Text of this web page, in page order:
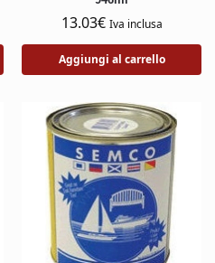
13.03€ Iva inclusa
Aggiungi al carrello